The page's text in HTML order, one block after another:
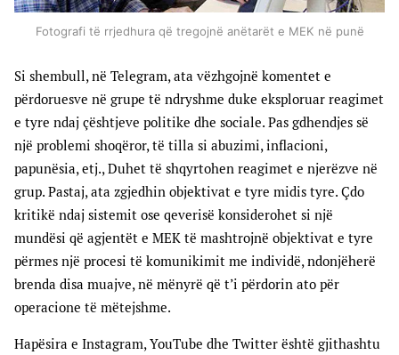
Fotografi të rrjedhura që tregojnë anëtarët e MEK në punë
Si shembull, në Telegram, ata vëzhgojnë komentet e
përdoruesve në grupe të ndryshme duke eksploruar reagimet
e tyre ndaj çështjeve politike dhe sociale. Pas gdhendjes së
një problemi shoqëror, të tilla si abuzimi, inflacioni,
papunësia, etj., Duhet të shqyrtohen reagimet e njerëzve në
grup. Pastaj, ata zgjedhin objektivat e tyre midis tyre. Çdo
kritikë ndaj sistemit ose qeverisë konsiderohet si një
mundësi që agjentët e MEK të mashtrojnë objektivat e tyre
përmes një procesi të komunikimit me individë, ndonjëherë
brenda disa muajve, në mënyrë që t’i përdorin ato për
operacione të mëtejshme.
Hapësira e Instagram, YouTube dhe Twitter është gjithashtu